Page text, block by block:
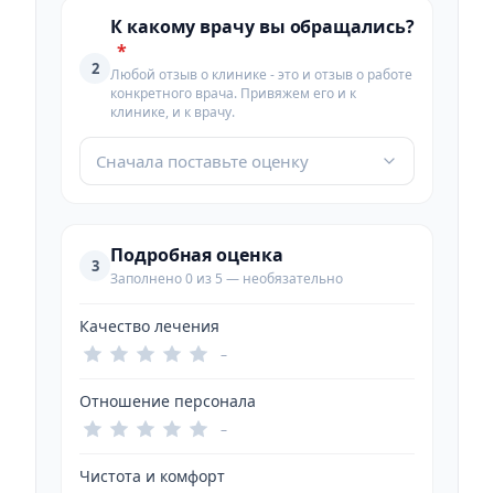
2
К какому врачу вы обращались?
*
Любой отзыв о клинике - это и отзыв о работе
конкретного врача. Привяжем его и к
клинике, и к врачу.
Сначала поставьте оценку
3 Подробная оценка
Заполнено 0 из 5 — необязательно
Качество лечения
–
Отношение персонала
–
Чистота и комфорт